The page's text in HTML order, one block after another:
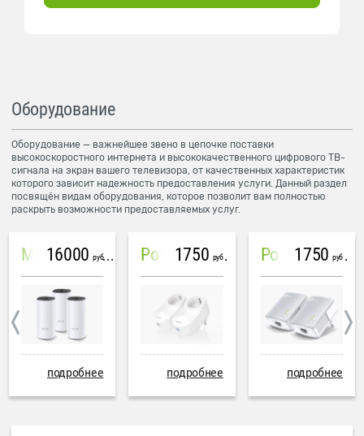
Оборудование
Оборудование — важнейшее звено в цепочке поставки
высокоскоростного интернета и высококачественного цифрового ТВ-
сигнала на экран вашего телевизора, от качественных характеристик
которого зависит надежность предоставления услуги. Данный раздел
посвящён видам оборудования, которое позволит вам полностью
раскрыть возможности предоставляемых услуг.
Mesh система TP-Link Deco M4 (3 устройства)
16000 руб
подробнее
PowerLine Tenda PH6
1750 руб
подробнее
PowerLine TP-Link AV600
1750 руб
подробнее